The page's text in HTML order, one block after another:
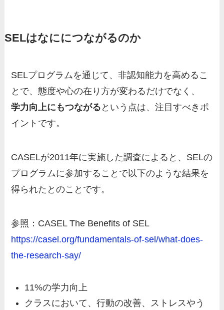
SELはなににつながるのか
SELプログラムを通じて、非認知能力を高めるこ
とで、態度や心の在り方が変わるだけでなく、
学力向上にもつながる という点は、注目すべきポ
イントです。
CASELが2011年に実施した調査によると、SELの
プログラムに参加することで以下のような結果を
得られたとのことです。
参照：CASEL The Benefits of SEL
https://casel.org/fundamentals-of-sel/what-does-
the-research-say/
11%の学力向上
クラスにおいて、行動の改善、ストレスやう